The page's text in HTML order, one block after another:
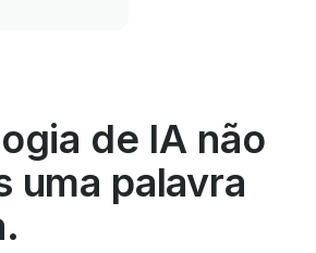
de IA não
uma palavra